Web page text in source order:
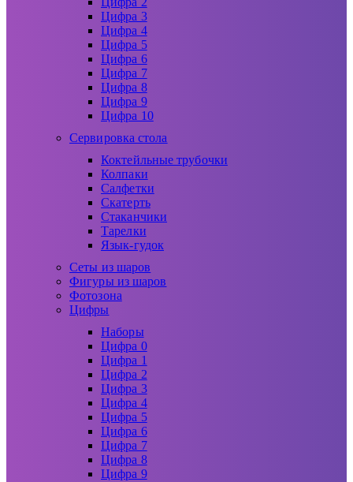
Цифра 3
Цифра 4
Цифра 5
Цифра 6
Цифра 7
Цифра 8
Цифра 9
Цифра 10
Сервировка стола
Коктейльные трубочки
Колпаки
Салфетки
Скатерть
Стаканчики
Тарелки
Язык-гудок
Сеты из шаров
Фигуры из шаров
Фотозона
Цифры
Наборы
Цифра 0
Цифра 1
Цифра 2
Цифра 3
Цифра 4
Цифра 5
Цифра 6
Цифра 7
Цифра 8
Цифра 9